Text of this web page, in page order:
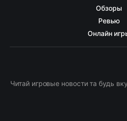
Обзоры
Ревью
Онлайн
Читай игровые новости та будь